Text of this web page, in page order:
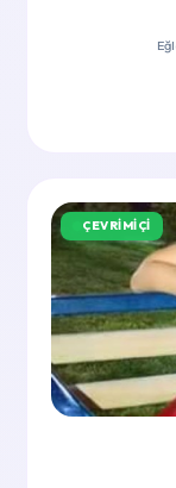
ÇEVRIMIÇI